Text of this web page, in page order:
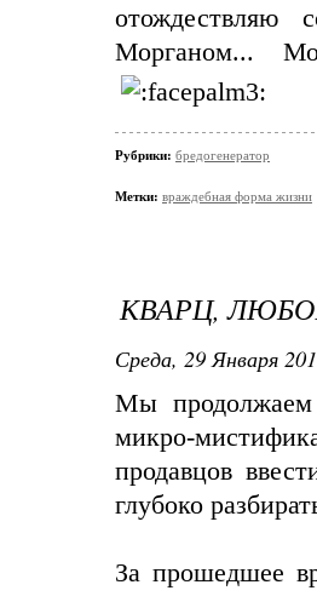
отождествляю
Морганом...
Рубрики: бредогенератор
Метки: враждебная форма жизни
КВАРЦ,
Среда, 29 Января
Мы продолжаем
микро-
продавцов
глубоко
За прошедшее